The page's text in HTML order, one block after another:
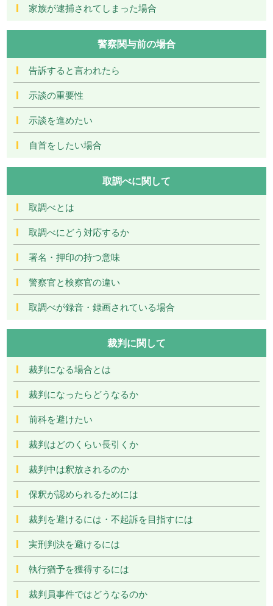
家族が逮捕されてしまった場合
警察関与前の場合
告訴すると言われたら
示談の重要性
示談を進めたい
自首をしたい場合
取調べに関して
取調べとは
取調べにどう対応するか
署名・押印の持つ意味
警察官と検察官の違い
取調べが録音・録画されている場合
裁判に関して
裁判になる場合とは
裁判になったらどうなるか
前科を避けたい
裁判はどのくらい長引くか
裁判中は釈放されるのか
保釈が認められるためには
裁判を避けるには・不起訴を目指すには
実刑判決を避けるには
執行猶予を獲得するには
裁判員事件ではどうなるのか